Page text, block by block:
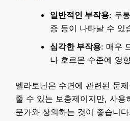
일반적인 부작용: 두
증 등이 나타날 수 있
심각한 부작용: 매우
나 호르몬 수준에 영
멜라토닌은 수면에 관련된 문
줄 수 있는 보충제이지만, 사용
문가와 상의하는 것이 좋습니